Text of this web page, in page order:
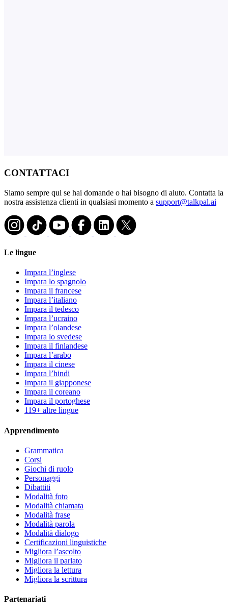
CONTATTACI
Siamo sempre qui se hai domande o hai bisogno di aiuto. Contatta la
nostra assistenza clienti in qualsiasi momento a support@talkpal.ai
Le lingue
Impara l’inglese
Impara lo spagnolo
Impara il francese
Impara l’italiano
Impara il tedesco
Impara l’ucraino
Impara l’olandese
Impara lo svedese
Impara il finlandese
Impara l’arabo
Impara il cinese
Impara l’hindi
Impara il giapponese
Impara il coreano
Impara il portoghese
119+ altre lingue
Apprendimento
Grammatica
Corsi
Giochi di ruolo
Personaggi
Dibattiti
Modalità foto
Modalità chiamata
Modalità frase
Modalità parola
Modalità dialogo
Certificazioni linguistiche
Migliora l’ascolto
Migliora il parlato
Migliora la lettura
Migliora la scrittura
Partenariati